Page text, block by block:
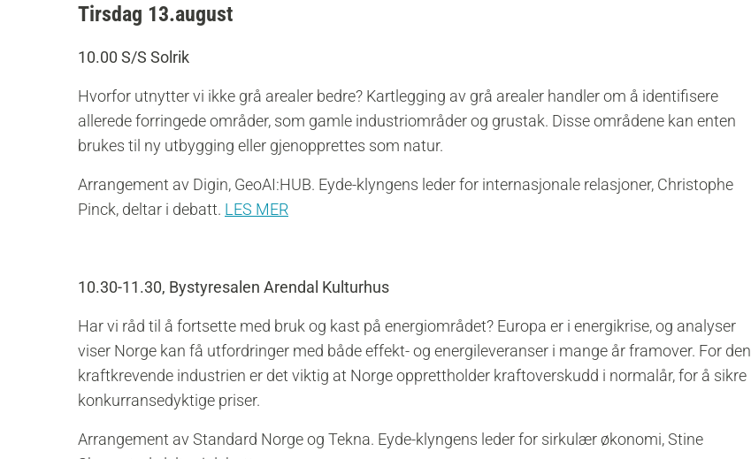
Tirsdag 13.august
10.00 S/S Solrik
Hvorfor utnytter vi ikke grå arealer bedre? Kartlegging av grå arealer handler om å identifisere
allerede forringede områder, som gamle industriområder og grustak. Disse områdene kan enten
brukes til ny utbygging eller gjenopprettes som natur.
Arrangement av Digin, GeoAI:HUB. Eyde-klyngens leder for internasjonale relasjoner, Christophe
Pinck, deltar i debatt. LES MER
10.30-11.30, Bystyresalen Arendal Kulturhus
Har vi råd til å fortsette med bruk og kast på energiområdet? Europa er i energikrise, og analyser
viser Norge kan få utfordringer med både effekt- og energileveranser i mange år framover. For den
kraftkrevende industrien er det viktig at Norge opprettholder kraftoverskudd i normalår, for å sikre
konkurransedyktige priser.
Arrangement av Standard Norge og Tekna. Eyde-klyngens leder for sirkulær økonomi, Stine